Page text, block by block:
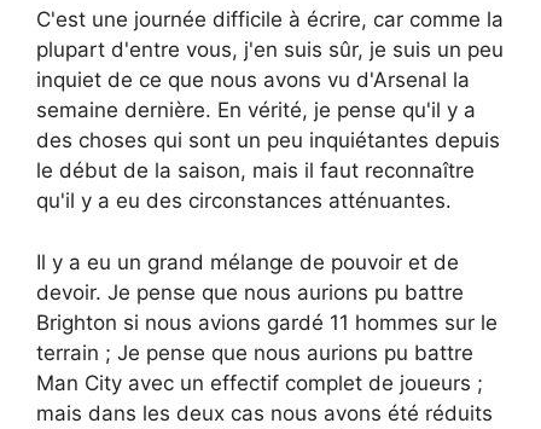
C'est une journée difficile à écrire, car comme la
plupart d'entre vous, j'en suis sûr, je suis un peu
inquiet de ce que nous avons vu d'Arsenal la
semaine dernière. En vérité, je pense qu'il y a
des choses qui sont un peu inquiétantes depuis
le début de la saison, mais il faut reconnaître
qu'il y a eu des circonstances atténuantes.
Il y a eu un grand mélange de pouvoir et de
devoir. Je pense que nous aurions pu battre
Brighton si nous avions gardé 11 hommes sur le
terrain ; Je pense que nous aurions pu battre
Man City avec un effectif complet de joueurs ;
mais dans les deux cas nous avons été réduits